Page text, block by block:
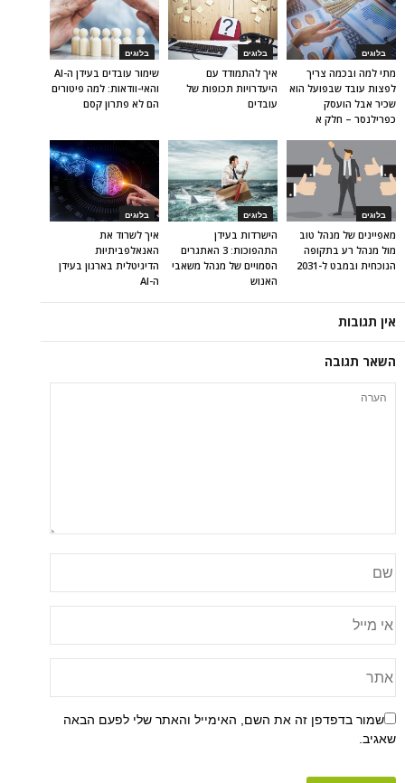
בלוגים
שימור עובדים בעידן ה-AI
והאי-וודאות: למה פיטורים
הם לא פתרון קסם
בלוגים
איך להתמודד עם
היעדרויות תכופות של
עובדים
בלוגים
מתי למה ובכמה צריך
לפצות עובד שבפועל הוא
שכיר אבל הועסק
כפרילנסר – חלק א
בלוגים
איך לשרוד את
האנאלפביתיוּת
הדיגיטלית בארגון בעידן
ה-AI
בלוגים
הישרדות בעידן
התהפוכות: 3 האתגרים
הסמויים של מנהל משאבי
האנוש
בלוגים
מאפיינים של מנהל טוב
מול מנהל רע בתקופה
הנוכחית ובמבט ל-2031
אין תגובות
השאר תגובה
שמור בדפדפן זה את השם, האימייל והאתר שלי לפעם הבאה
שאגיב.